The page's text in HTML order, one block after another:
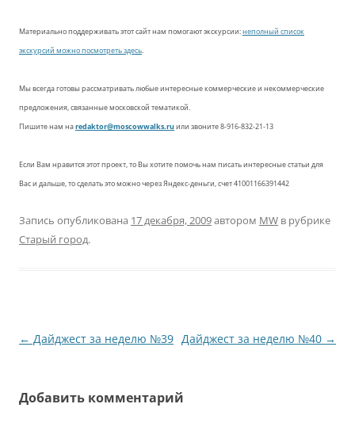
Материально поддерживать этот сайт нам помогают экскурсии:неполный список
экскурсий можно посмотреть здесь.
Мы всегда готовы рассматривать любые интересные коммерческие и некоммерческие
предложения, связанные московской тематикой.
Пишите нам наredaktor@moscowwalks.ruили звоните 8-916-832-21-13
Если Вам нравится этот проект, то Вы хотите помочь нам писать интересные статьи для
Вас и дальше, то сделать это можно через Яндекс-деньги, счет 41001166391442
Запись опубликована 17 декабря, 2009автором MW в рубрике
Старый город.
Навигация
← Дайджест за неделю №39 Дайджест за неделю №40 →
Добавить комментарий